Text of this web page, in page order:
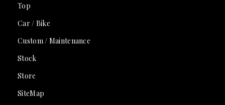
Top
Car / Bike
Custom / Maintenance
Stock
Store
SiteMap